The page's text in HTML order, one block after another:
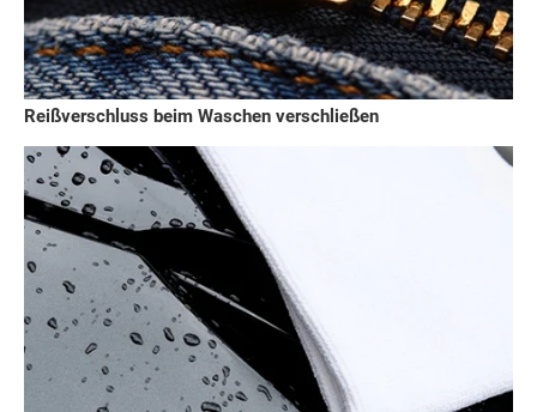
Reißverschluss beim Waschen verschließen